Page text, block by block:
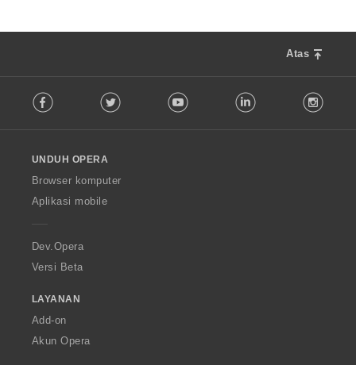
Atas
o
w
O
p
a
Facebook Twitter Youtube LinkedIn
UNDUH OPERA
Browser komputer
Aplikasi mobile
Dev.Opera
Versi Beta
LAYANAN
Add-on
Akun Opera